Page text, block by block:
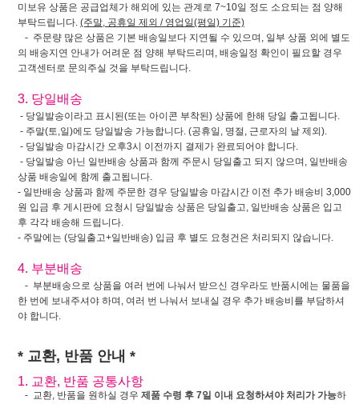
미보유 상품은 공급업체가 해외에 있는 관계로 7~10일 정도 소요되는 점 양해
부탁드립니다. (주말, 공휴일 제외 / 영업일(평일) 기준)
- 주문량 많은 상품은 기본 배송일보다 지연될 수 있으며, 일부 상품 외에 별도
의 배송지연 안내가 어려운 점 양해 부탁드리며, 배송일정 확인이 필요할 경우
고객센터로 문의주실 것을 부탁드립니다.
3. 당일배송
- 당일발송이라고 표시된(또는 아이콘 부착된) 상품에 한해 당일 출고됩니다.
- 주말(토,일)에도 당일발송 가능합니다. (공휴일, 명절, 근로자의 날 제외).
- 당일발송 마감시간 오후3시 이전까지 결제가 완료되어야 합니다.
- 당일발송 아닌 일반배송 상품과 함께 주문시 당일출고 되지 않으며, 일반배송
상품 배송일에 함께 출고됩니다.
- 일반배송 상품과 함께 주문한 경우 당일발송 마감시간 이전 추가 배송비 3,000
원 입금 후 게시판에 요청시 당일발송 상품은 당일출고, 일반배송 상품은 입고
후 각각 배송해 드립니다.
- 주말에는 (당일출고+일반배송) 입금 후 별도 요청건은 처리되지 않습니다.
4. 부분배송
- 부분배송으로 상품을 여러 번에 나눠서 받으신 경우라도 반품시에는 물품을
한 번에 보내주셔야 하며, 여러 번 나눠서 보내실 경우 추가 배송비를 부담하셔
야 합니다.
* 교환, 반품 안내 *
1. 교환, 반품 공통사항
- 교환, 반품을 원하실 경우 제품 수령 후 7일 이내 요청하셔야 처리가 가능하